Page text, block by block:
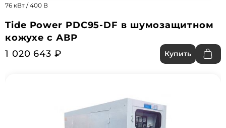
76 кВт / 400 В
Tide Power PDC95-DF в шумозащитном
кожухе с АВР
1 020 643 ₽
Купить